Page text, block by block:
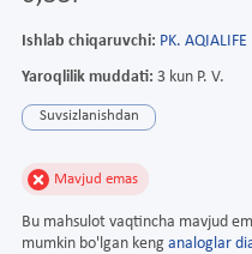
Ishlab chiqaruvchi: PK. AQIALIFE
Yaroqlilik muddati: 3 kun P. V.
Suvsizlanishdan
Mavjud emas
Bu mahsulot vaqtincha mavjud
mumkin bo'lgan keng analoglar